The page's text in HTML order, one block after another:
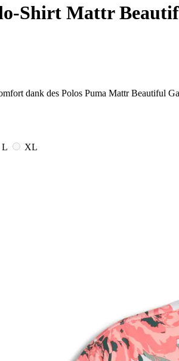
Shirt Mattr
dank des Polos Puma Mattr Beautiful
L
XL